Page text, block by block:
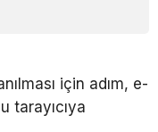
için adım, e-
tarayıcıya